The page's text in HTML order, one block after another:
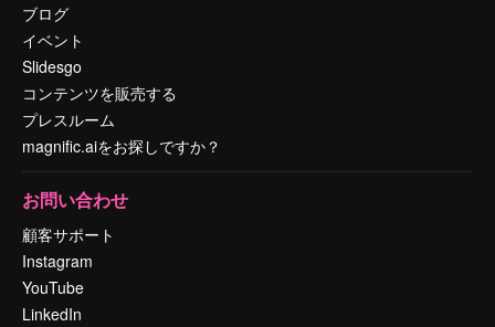
ブログ
イベント
Slidesgo
コンテンツを販売する
プレスルーム
magnific.aiをお探しですか？
お問い合わせ
顧客サポート
Instagram
YouTube
LinkedIn